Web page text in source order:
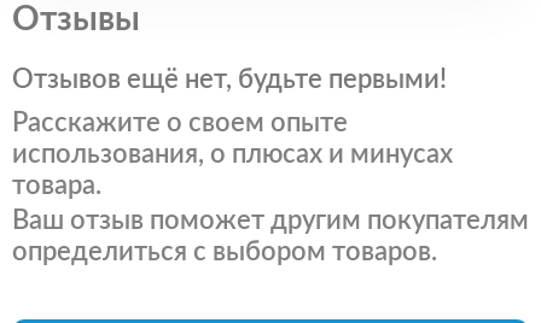
Отзывы
Отзывов ещё нет, будьте первыми!
Расскажите о своем опыте
использования, о плюсах и минусах
товара.
Ваш отзыв поможет другим покупателям
определиться с выбором товаров.